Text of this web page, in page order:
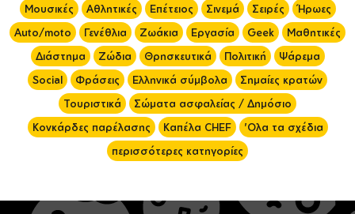
Μουσικές
Αθλητικές Επέτειος Σινεμά Σειρές
Ήρωες
Auto/moto
Γενέθλια Ζωάκια Εργασία Geek
Μαθητικές
Διάστημα
Ζώδια Θρησκευτικά Πολιτική
Ψάρεμα
Social
Φράσεις Ελληνικά σύμβολα
Σημαίες κρατών
Τουριστικά
Σώματα ασφαλείας / Δημόσιο
Κονκάρδες παρέλασης
Καπέλα CHEF
'Ολα τα σχέδια
περισσότερες κατηγορίες